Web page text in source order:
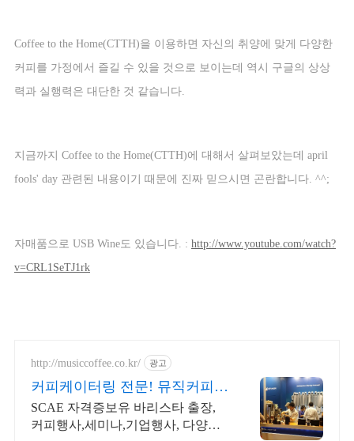
Coffee to the Home(CTTH)을 이용하면 자신의 취양에 맞게 다양한
커피를 가정에서 즐길 수 있을 것으로 보이는데 역시 구글의 상상
력과 실행력은 대단한 것 같습니다.
지금까지 Coffee to the Home(CTTH)에 대해서 살펴보았는데 april
fools' day 관련된 내용이기 때문에 진짜 믿으시면 곤란합니다. ^^;
자매품으로 USB Wine도 있습니다 . : http://www.youtube.com/watch?
v=CRL1SeTJ1rk
http://musiccoffee.co.kr/ 광고
커피케이터링 전문! 뮤직커피
오랜 행사경험,프리미엄원두
SCAE 자격증보유 바리스타 출장,
커피행사,세미나,기업행사, 다양한